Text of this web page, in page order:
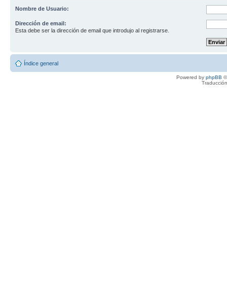
Nombre de Usuario:
Dirección de email:
Esta debe ser la dirección de email que introdujo al registrarse.
Índice general
Powered by phpBB